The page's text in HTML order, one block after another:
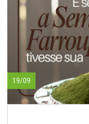
19/09